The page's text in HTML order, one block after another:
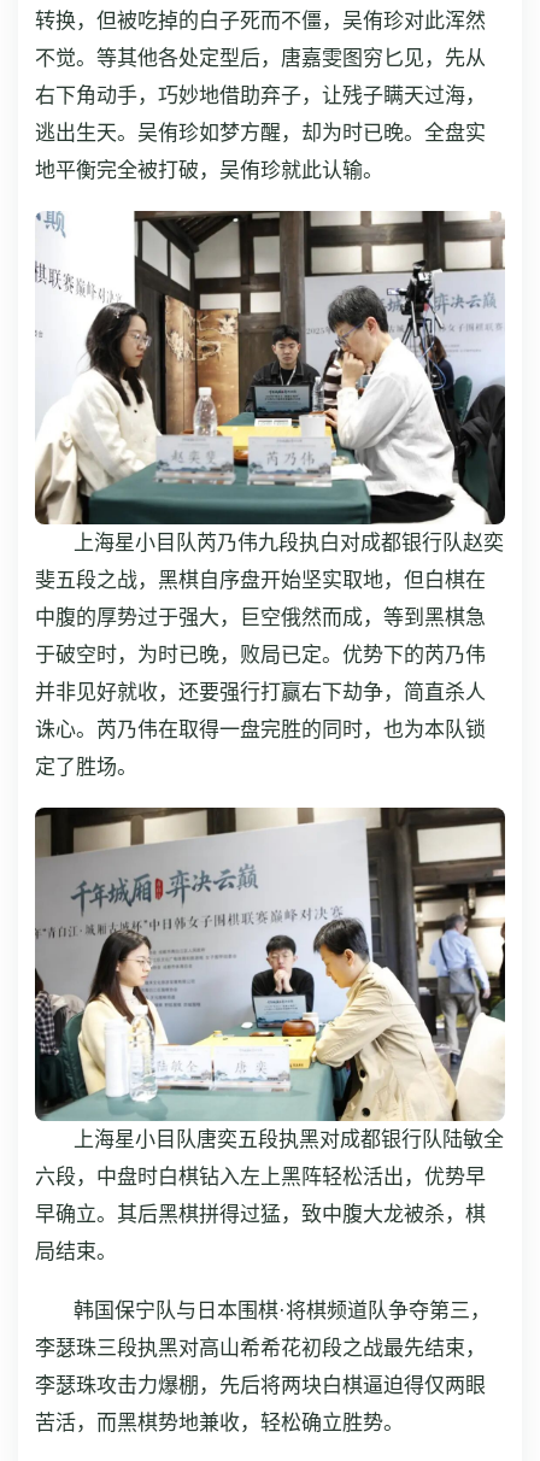
转换，但被吃掉的白子死而不僵，吴侑珍对此浑然
不觉。等其他各处定型后，唐嘉雯图穷匕见，先从
右下角动手，巧妙地借助弃子，让残子瞒天过海，
逃出生天。吴侑珍如梦方醒，却为时已晚。全盘实
地平衡完全被打破，吴侑珍就此认输。
上海星小目队芮乃伟九段执白对成都银行队赵奕
斐五段之战，黑棋自序盘开始坚实取地，但白棋在
中腹的厚势过于强大，巨空俄然而成，等到黑棋急
于破空时，为时已晚，败局已定。优势下的芮乃伟
并非见好就收，还要强行打赢右下劫争，简直杀人
诛心。芮乃伟在取得一盘完胜的同时，也为本队锁
定了胜场。
上海星小目队唐奕五段执黑对成都银行队陆敏全
六段，中盘时白棋钻入左上黑阵轻松活出，优势早
早确立。其后黑棋拼得过猛，致中腹大龙被杀，棋
局结束。
韩国保宁队与日本围棋·将棋频道队争夺第三，
李瑟珠三段执黑对高山希希花初段之战最先结束，
李瑟珠攻击力爆棚，先后将两块白棋逼迫得仅两眼
苦活，而黑棋势地兼收，轻松确立胜势。